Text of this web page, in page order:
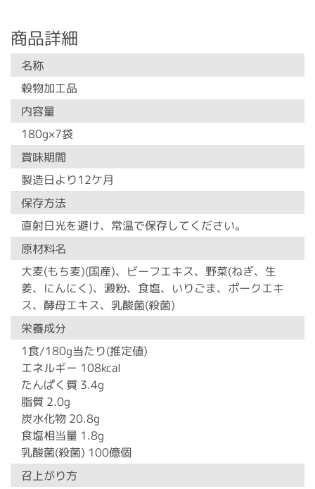
商品詳細
名称
穀物加工品
内容量
180g×7袋
賞味期間
製造日より12ケ月
保存方法
直射日光を避け、常温で保存してください。
原材料名
大麦(もち麦)(国産)、ビーフエキス、野菜(ねぎ、生
姜、にんにく)、澱粉、食塩、いりごま、ポークエキ
ス、酵母エキス、乳酸菌(殺菌)
栄養成分
1食/180g当たり(推定値)
エネルギー 108kcal
たんぱく質 3.4g
脂質 2.0g
炭水化物 20.8g
食塩相当量 1.8g
乳酸菌(殺菌) 100億個
召上がり方